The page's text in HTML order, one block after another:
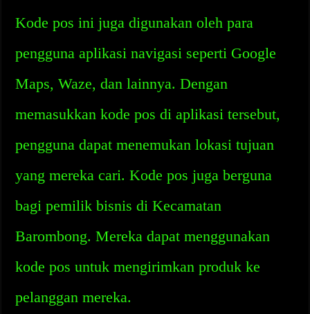
Kode pos ini juga digunakan oleh para
pengguna aplikasi navigasi seperti Google
Maps, Waze, dan lainnya. Dengan
memasukkan kode pos di aplikasi tersebut,
pengguna dapat menemukan lokasi tujuan
yang mereka cari. Kode pos juga berguna
bagi pemilik bisnis di Kecamatan
Barombong. Mereka dapat menggunakan
kode pos untuk mengirimkan produk ke
pelanggan mereka.